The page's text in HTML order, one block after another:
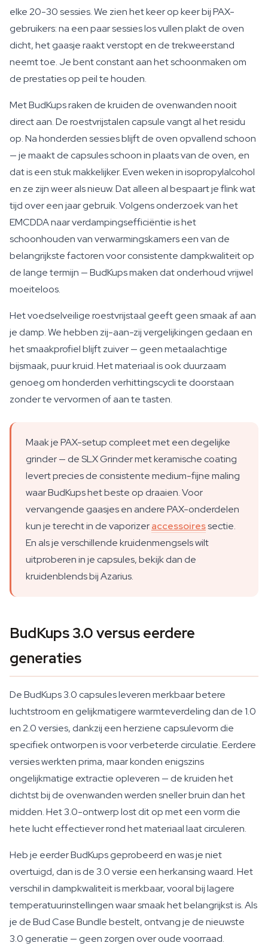
elke 20-30 sessies. We zien het keer op keer bij PAX-
gebruikers: na een paar sessies los vullen plakt de oven
dicht, het gaasje raakt verstopt en de trekweerstand
neemt toe. Je bent constant aan het schoonmaken om
de prestaties op peil te houden.
Met BudKups raken de kruiden de ovenwanden nooit
direct aan. De roestvrijstalen capsule vangt al het residu
op. Na honderden sessies blijft de oven opvallend schoon
— je maakt de capsules schoon in plaats van de oven, en
dat is een stuk makkelijker. Even weken in isopropylalcohol
en ze zijn weer als nieuw. Dat alleen al bespaart je flink wat
tijd over een jaar gebruik. Volgens onderzoek van het
EMCDDA naar verdampingsefficiëntie is het
schoonhouden van verwarmingskamers een van de
belangrijkste factoren voor consistente dampkwaliteit op
de lange termijn — BudKups maken dat onderhoud vrijwel
moeiteloos.
Het voedselveilige roestvrijstaal geeft geen smaak af aan
je damp. We hebben zij-aan-zij vergelijkingen gedaan en
het smaakprofiel blijft zuiver — geen metaalachtige
bijsmaak, puur kruid. Het materiaal is ook duurzaam
genoeg om honderden verhittingscycli te doorstaan
zonder te vervormen of aan te tasten.
Maak je PAX-setup compleet met een degelijke
grinder — de SLX Grinder met keramische coating
levert precies de consistente medium-fijne maling
waar BudKups het beste op draaien. Voor
vervangende gaasjes en andere PAX-onderdelen
kun je terecht in de vaporizeraccessoiressectie.
En als je verschillende kruidenmengsels wilt
uitproberen in je capsules, bekijk dan de
kruidenblends bij Azarius.
BudKups 3.0 versus eerdere
generaties
De BudKups 3.0 capsules leveren merkbaar betere
luchtstroom en gelijkmatigere warmteverdeling dan de 1.0
en 2.0 versies, dankzij een herziene capsulevorm die
specifiek ontworpen is voor verbeterde circulatie. Eerdere
versies werkten prima, maar konden enigszins
ongelijkmatige extractie opleveren — de kruiden het
dichtst bij de ovenwanden werden sneller bruin dan het
midden. Het 3.0-ontwerp lost dit op met een vorm die
hete lucht effectiever rond het materiaal laat circuleren.
Heb je eerder BudKups geprobeerd en was je niet
overtuigd, dan is de 3.0 versie een herkansing waard. Het
verschil in dampkwaliteit is merkbaar, vooral bij lagere
temperatuurinstellingen waar smaak het belangrijkst is. Als
je de Bud Case Bundle bestelt, ontvang je de nieuwste
3.0 generatie — geen zorgen over oude voorraad.